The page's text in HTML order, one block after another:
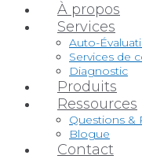
À propos
Services
Auto-
Services de
Diagnostic
Produits
Ressources
Questions &
Blogue
Contact